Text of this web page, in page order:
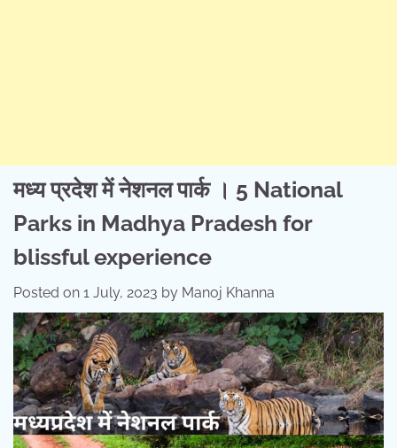
मध्य प्रदेश में नेशनल पार्क । 5 National
Parks in Madhya Pradesh for
blissful experience
Posted on 1 July, 2023 by Manoj Khanna